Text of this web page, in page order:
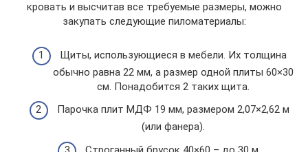
кровать и высчитав все требуемые размеры, можно
закупать следующие пиломатериалы:
Щиты, использующиеся в мебели. Их толщина
обычно равна 22 мм, а размер одной плиты 60×30
см. Понадобится 2 таких щита.
Парочка плит МДФ 19 мм, размером 2,07×2,62 м
(или фанера).